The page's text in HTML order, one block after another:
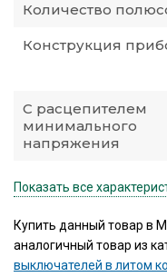
Количество
Конструкция
С расцепителем
минимального
напряжения
Показать все
Купить данный товар в
аналогичный товар из
выключателей в литом